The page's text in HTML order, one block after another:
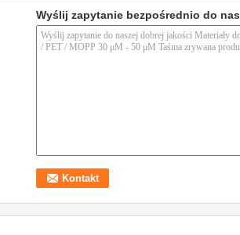
Wyślij zapytanie bezpośrednio do nas